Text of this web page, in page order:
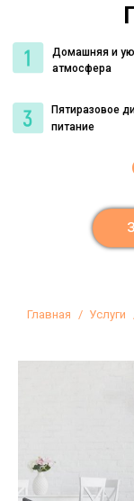
Домашняя и
атмосфера
Пятиразовое
питание
Вы здесь:
Главная Услуги